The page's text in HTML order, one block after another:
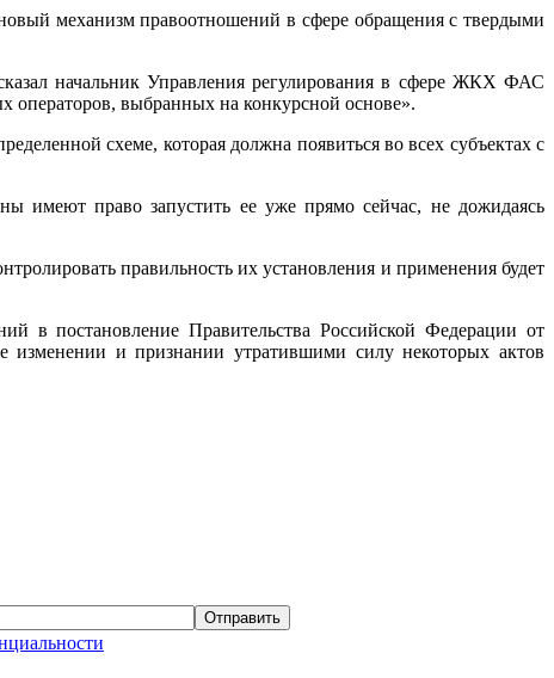
механизм правоотношений в сфере обращения с твердыми
начальник Управления регулирования в сфере ЖКХ ФАС
операторов, выбранных на конкурсной основе».
схеме, которая должна появиться во всех субъектах с
имеют право запустить ее уже прямо сейчас, не дожидаясь
правильность их установления и применения будет
в постановление Правительства Российской Федерации от
изменении и признании утратившими силу некоторых актов